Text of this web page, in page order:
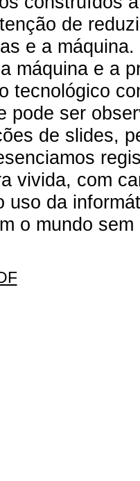
de
e a
máquina e a
tecnológico
pode ser
de slides,
vivida, com
uso da
o mundo